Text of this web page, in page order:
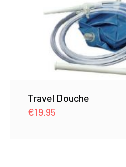
Travel Douche
€19.95